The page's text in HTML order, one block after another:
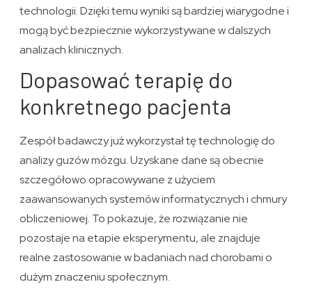
technologii. Dzięki temu wyniki są bardziej wiarygodne i
mogą być bezpiecznie wykorzystywane w dalszych
analizach klinicznych.
Dopasować terapię do
konkretnego pacjenta
Zespół badawczy już wykorzystał tę technologię do
analizy guzów mózgu. Uzyskane dane są obecnie
szczegółowo opracowywane z użyciem
zaawansowanych systemów informatycznych i chmury
obliczeniowej. To pokazuje, że rozwiązanie nie
pozostaje na etapie eksperymentu, ale znajduje
realne zastosowanie w badaniach nad chorobami o
dużym znaczeniu społecznym.